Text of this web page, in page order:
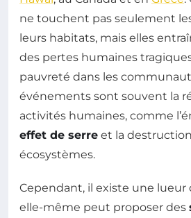
ne touchent pas seulement
leurs habitats, mais elles
des pertes humaines
pauvreté dans les
événements sont souvent la
activités humaines, comme
effet de serre et la
écosystèmes.
Cependant, il existe une lueur
elle-même peut proposer des